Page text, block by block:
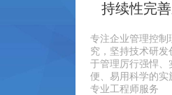
持续性完
专注企业管理控制
究，坚持技术研发
于管理厉行强悍、
便、易用科学的实
专业工程师服务